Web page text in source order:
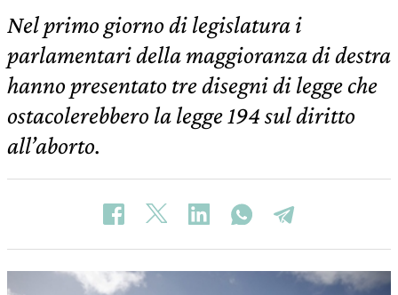
Nel primo giorno di legislatura i
parlamentari della maggioranza di destra
hanno presentato tre disegni di legge che
ostacolerebbero la legge 194 sul diritto
all’aborto.